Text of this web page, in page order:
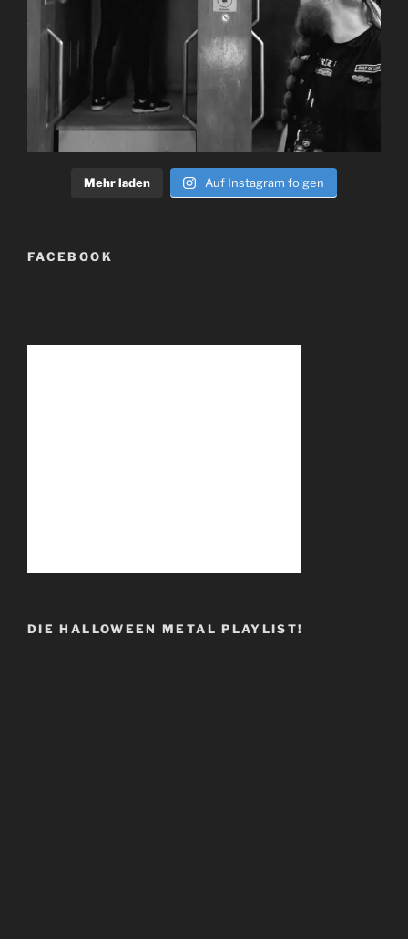
Mehr laden Auf Instagram folgen
FACEBOOK
DIE HALLOWEEN METAL PLAYLIST!